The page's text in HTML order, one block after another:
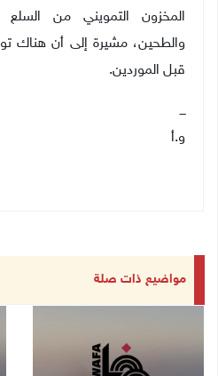
المخزون التمويني من
والطحين، مشيرة إلى أن هناك
قبل الموردين.
ـــ
و.أ
مواضيع ذات صلة